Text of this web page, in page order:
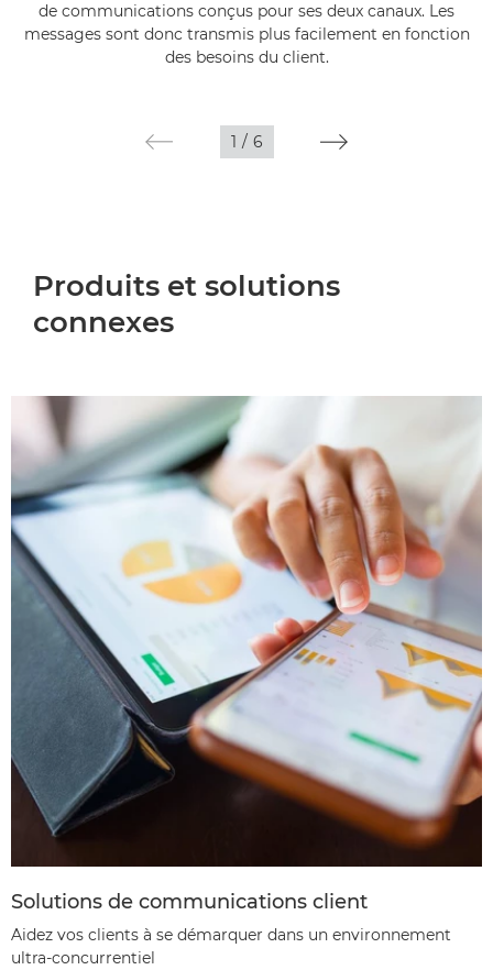
de communications conçus pour ses deux canaux. Les
messages sont donc transmis plus facilement en fonction
des besoins du client.
1 / 6
Produits et solutions
connexes
Solutions de communications client
Aidez vos clients à se démarquer dans un environnement
ultra-concurrentiel